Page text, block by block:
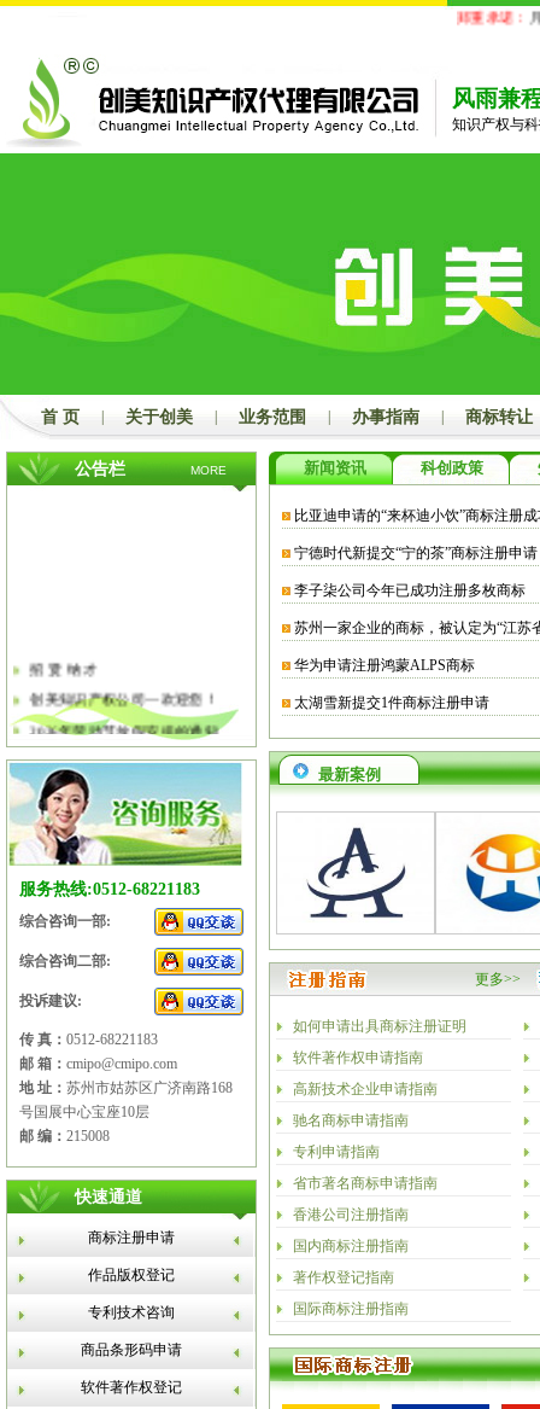
郑重承诺： 凡
风雨兼
知识产权与
首 页 关于创美 业务范围 办事指南 商标转让
公告栏 MORE
招 贤 纳 才
创美知识产权公司—欢迎您！
2026年劳动节放假安排的通知
关于软件企业评估有关工作的通知
2026年春节放假安排的通知
2026年元旦放假安排的通知
2025年国庆节、中秋节放假安排
服务热线:0512-68221183
综合咨询一部:
综合咨询二部:
投诉建议:
传 真： 0512-68221183
邮 箱： cmipo@cmipo.com
地 址： 苏州市姑苏区广济南路168
号国展中心宝座10层
邮 编： 215008
快速通道
商标注册申请
作品版权登记
专利技术咨询
商品条形码申请
软件著作权登记
新闻资讯 科创政策
比亚迪申请的“来杯迪小饮”商标注册
宁德时代新提交“宁的茶”商标注册申请
李子柒公司今年已成功注册多枚商标
苏州一家企业的商标，被认定为“江苏
华为申请注册鸿蒙ALPS商标
太湖雪新提交1件商标注册申请
最新案例
更多>>
如何申请出具商标注册证明
软件著作权申请指南
高新技术企业申请指南
驰名商标申请指南
专利申请指南
省市著名商标申请指南
香港公司注册指南
国内商标注册指南
著作权登记指南
国际商标注册指南